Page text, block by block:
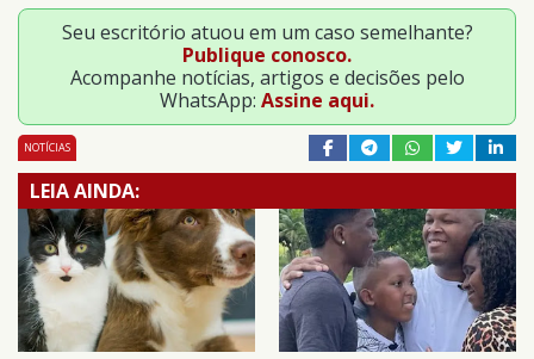
Seu escritório atuou em um caso semelhante?
Publique conosco.
Acompanhe notícias, artigos e decisões pelo
WhatsApp: Assine aqui.
NOTÍCIAS
LEIA AINDA: